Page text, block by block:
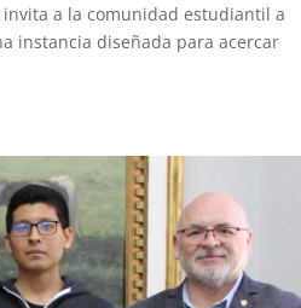
a la comunidad estudiantil a
instancia diseñada para acercar